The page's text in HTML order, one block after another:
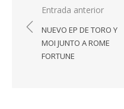
Navegación
de
entradas
Entrada anterior
NUEVO EP DE TORO Y
MOI JUNTO A ROME
FORTUNE